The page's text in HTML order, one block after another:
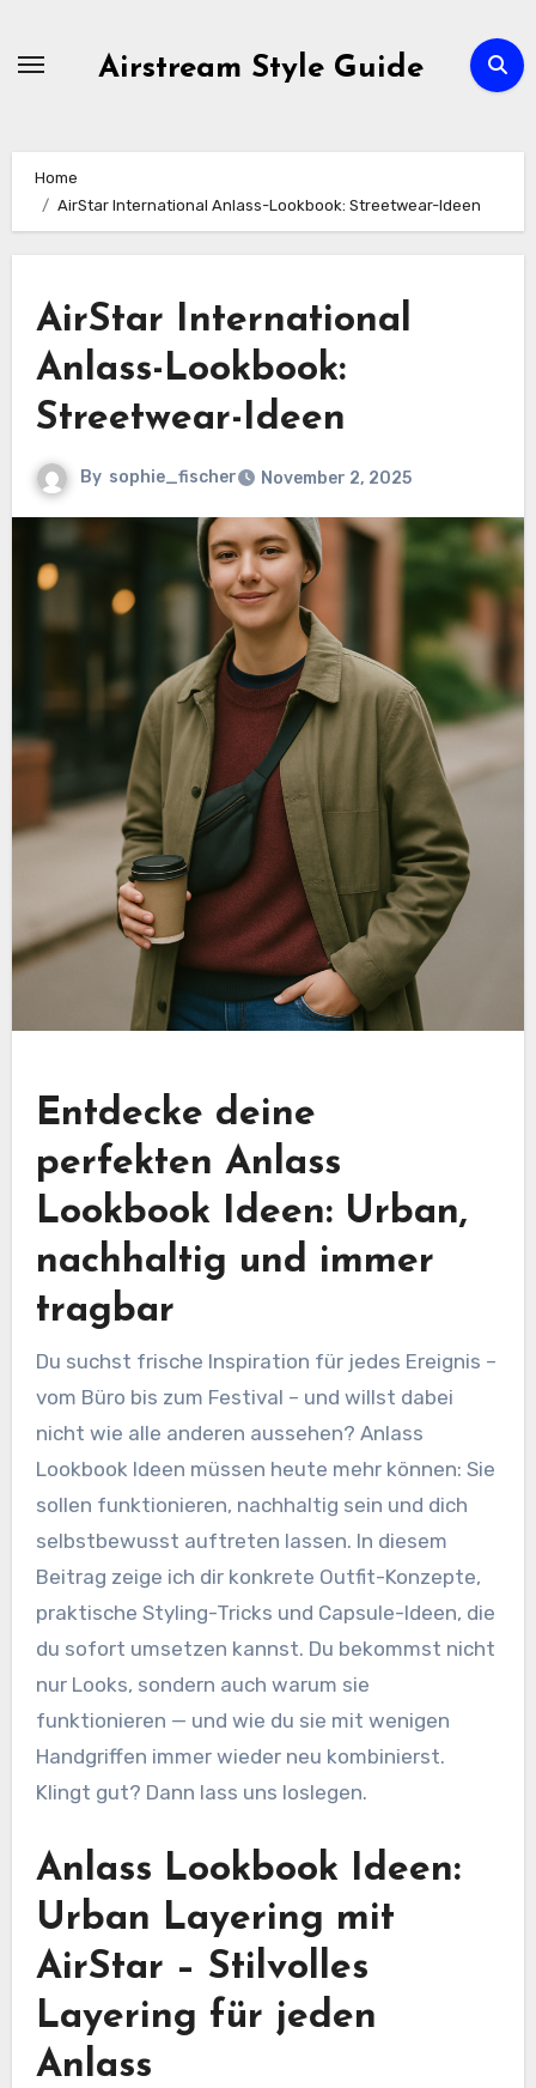
Airstream Style Guide
Home
AirStar International Anlass-Lookbook: Streetwear-Ideen
AirStar International
Anlass-Lookbook:
Streetwear-Ideen
By sophie_fischer November 2, 2025
Entdecke deine
perfekten Anlass
Lookbook Ideen: Urban,
nachhaltig und immer
tragbar
Du suchst frische Inspiration für jedes Ereignis –
vom Büro bis zum Festival – und willst dabei
nicht wie alle anderen aussehen? Anlass
Lookbook Ideen müssen heute mehr können: Sie
sollen funktionieren, nachhaltig sein und dich
selbstbewusst auftreten lassen. In diesem
Beitrag zeige ich dir konkrete Outfit-Konzepte,
praktische Styling-Tricks und Capsule-Ideen, die
du sofort umsetzen kannst. Du bekommst nicht
nur Looks, sondern auch warum sie
funktionieren — und wie du sie mit wenigen
Handgriffen immer wieder neu kombinierst.
Klingt gut? Dann lass uns loslegen.
Anlass Lookbook Ideen:
Urban Layering mit
AirStar – Stilvolles
Layering für jeden
Anlass